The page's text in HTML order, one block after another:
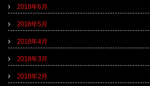
2018年6月
2018年5月
2018年4月
2018年3月
2018年2月